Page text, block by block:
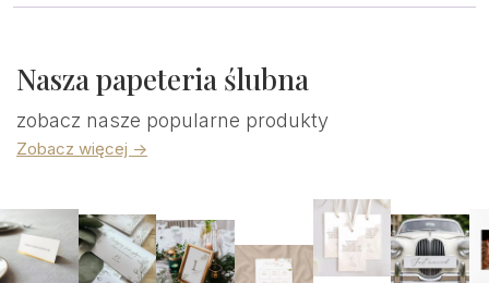
Nasza papeteria ślubna
zobacz nasze popularne produkty
Zobacz więcej ->